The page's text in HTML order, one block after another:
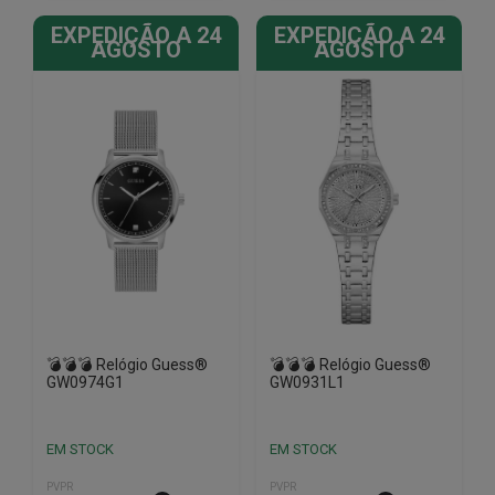
EXPEDIÇÃO A 24
AGOSTO
💣💣💣 Relógio Guess®
GW0974G1
EM STOCK
PVPR
EXPEDIÇÃO A 24
AGOSTO
💣💣💣 Relógio Guess®
GW0931L1
EM STOCK
PVPR